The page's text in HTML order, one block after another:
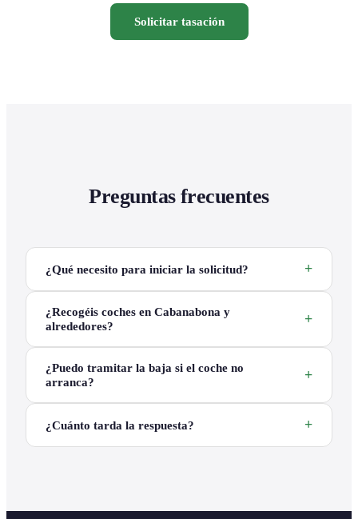
Solicitar tasación
Preguntas frecuentes
¿Qué necesito para iniciar la solicitud?
¿Recogéis coches en Cabanabona y
alrededores?
¿Puedo tramitar la baja si el coche no
arranca?
¿Cuánto tarda la respuesta?